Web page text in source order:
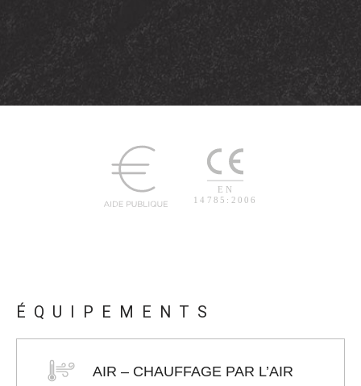
ÉQUIPEMENTS
AIR – CHAUFFAGE PAR L’AIR